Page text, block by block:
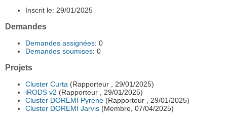
Inscrit le: 29/01/2025
Demandes
Demandes assignées: 0
Demandes soumises: 0
Projets
Cluster Curta (Rapporteur , 29/01/2025)
iRODS v2 (Rapporteur , 29/01/2025)
Cluster DOREMI Pyrene (Rapporteur , 29/01/2025)
Cluster DOREMI Jarvis (Membre, 07/04/2025)